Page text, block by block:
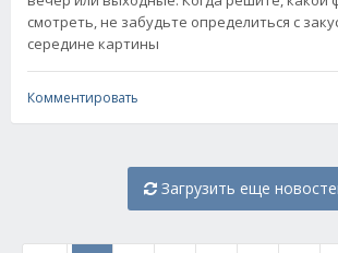
смотреть, не забудьте определиться с
середине картины
Комментировать
Загрузить еще